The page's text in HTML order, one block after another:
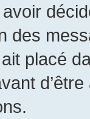
avoir
des
placé